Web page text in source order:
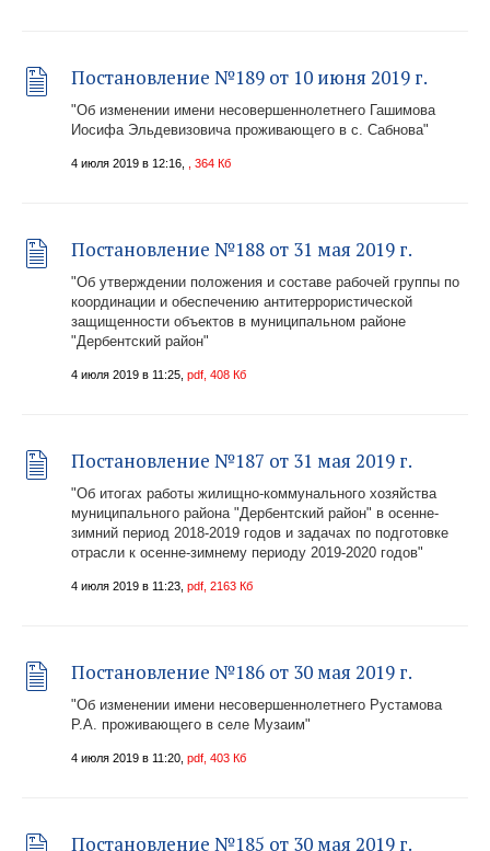
Постановление №189 от 10 июня 2019 г.
"Об изменении имени несовершеннолетнего Гашимова
Иосифа Эльдевизовича проживающего в с. Сабнова"
4 июля 2019 в 12:16, , 364 Кб
Постановление №188 от 31 мая 2019 г.
"Об утверждении положения и составе рабочей группы по
координации и обеспечению антитеррористической
защищенности объектов в муниципальном районе
"Дербентский район"
4 июля 2019 в 11:25, pdf, 408 Кб
Постановление №187 от 31 мая 2019 г.
"Об итогах работы жилищно-коммунального хозяйства
муниципального района "Дербентский район" в осенне-
зимний период 2018-2019 годов и задачах по подготовке
отрасли к осенне-зимнему периоду 2019-2020 годов"
4 июля 2019 в 11:23, pdf, 2163 Кб
Постановление №186 от 30 мая 2019 г.
"Об изменении имени несовершеннолетнего Рустамова
Р.А. проживающего в селе Музаим"
4 июля 2019 в 11:20, pdf, 403 Кб
Постановление №185 от 30 мая 2019 г.